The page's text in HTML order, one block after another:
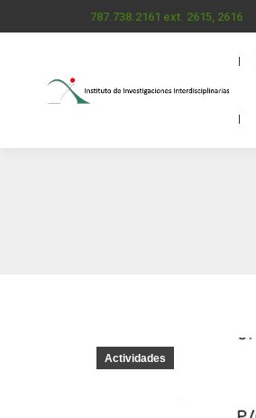
787.738.2161 ext. 2615, 2616
Actividades